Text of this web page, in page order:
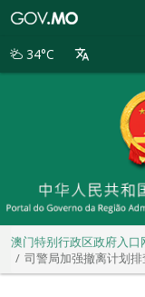
别
34°C
澳门特别行政区政府入口
司警局加强撤离计划